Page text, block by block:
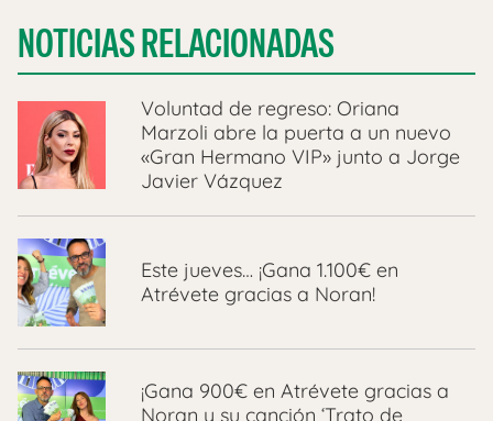
NOTICIAS RELACIONADAS
Voluntad de regreso: Oriana
Marzoli abre la puerta a un nuevo
«Gran Hermano VIP» junto a Jorge
Javier Vázquez
Este jueves… ¡Gana 1.100€ en
Atrévete gracias a Noran!
¡Gana 900€ en Atrévete gracias a
Noran y su canción ‘Trato de